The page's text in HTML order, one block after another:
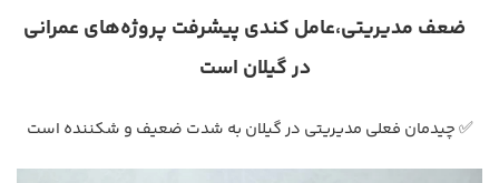
ضعف مدیریتی،عامل کندی پیشرفت پروژه‌های عمرانی
در گیلان است
✅ چیدمان فعلی مدیریتی در گیلان به شدت ضعیف و شکننده است